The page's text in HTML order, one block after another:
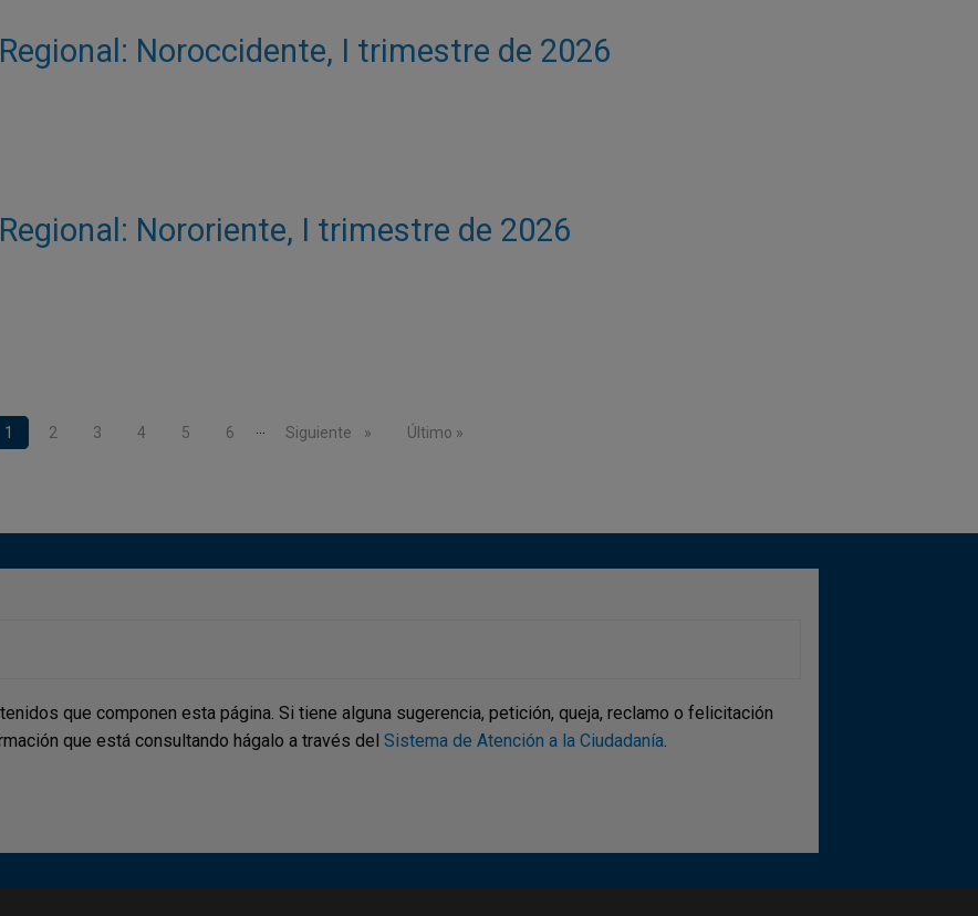
Noroccidente, I trimestre de 2026
Nororiente, I trimestre de 2026
Página actual
1 Page
2 Page
3 Page
4 Page
5 Page
6 Siguiente página
Siguiente Última página
Último »
que componen esta página. Si tiene alguna sugerencia, petición, queja, reclamo o felicitación
que está consultando hágalo a través del Sistema de Atención a la Ciudadanía.